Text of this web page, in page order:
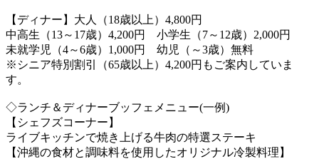
【ディナー】大人（18歳以上）4,800円
中高生（13～17歳）4,200円 小学生（7～12歳）2,000円
未就学児（4～6歳）1,000円 幼児（～3歳）無料
※シニア特別割引（65歳以上）4,200円もご案内していま
す。
◇ランチ＆ディナーブッフェメニュー(一例)
【シェフズコーナー】
ライブキッチンで焼き上げる牛肉の特選ステーキ
【沖縄の食材と調味料を使用したオリジナル冷製料理】